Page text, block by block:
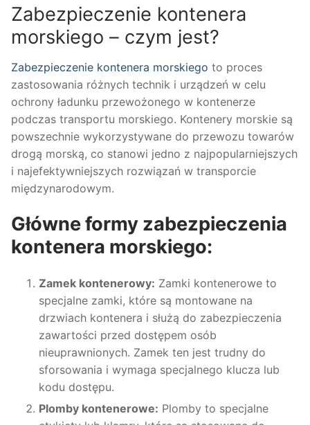
Zabezpieczenie kontenera
morskiego – czym jest?
Zabezpieczenie kontenera morskiego to proces
zastosowania różnych technik i urządzeń w celu
ochrony ładunku przewożonego w kontenerze
podczas transportu morskiego. Kontenery morskie są
powszechnie wykorzystywane do przewozu towarów
drogą morską, co stanowi jedno z najpopularniejszych
i najefektywniejszych rozwiązań w transporcie
międzynarodowym.
Główne formy zabezpieczenia
kontenera morskiego:
Zamek kontenerowy: Zamki kontenerowe to
specjalne zamki, które są montowane na
drzwiach kontenera i służą do zabezpieczenia
zawartości przed dostępem osób
nieuprawnionych. Zamek ten jest trudny do
sforsowania i wymaga specjalnego klucza lub
kodu dostępu.
Plomby kontenerowe: Plomby to specjalne